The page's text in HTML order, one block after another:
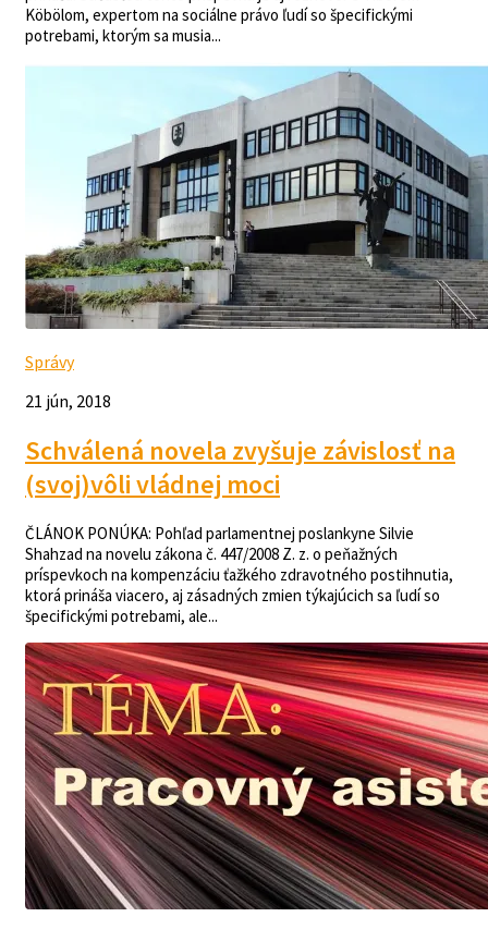
Köbölom, expertom na sociálne právo ľudí so špecifickými
potrebami, ktorým sa musia...
Správy
21 jún, 2018
Schválená novela zvyšuje závislosť na
(svoj)vôli vládnej moci
ČLÁNOK PONÚKA: Pohľad parlamentnej poslankyne Silvie
Shahzad na novelu zákona č. 447/2008 Z. z. o peňažných
príspevkoch na kompenzáciu ťažkého zdravotného postihnutia,
ktorá prináša viacero, aj zásadných zmien týkajúcich sa ľudí so
špecifickými potrebami, ale...